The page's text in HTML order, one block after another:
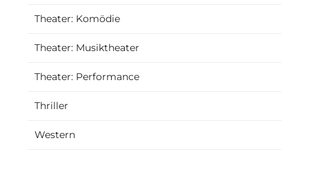
Theater: Komödie
Theater: Musiktheater
Theater: Performance
Thriller
Western